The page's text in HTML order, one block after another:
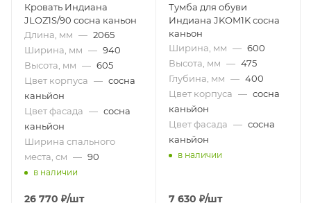
Кровать Индиана
JLOZ1S/90 сосна каньон
Длина, мм — 2065
Ширина, мм — 940
Высота, мм — 605
Цвет корпуса — сосна
каньйон
Цвет фасада — сосна
каньйон
Ширина спального
места, см — 90
в наличии
26 770 ₽/шт
Тумба для обуви
Индиана JKOM1K сосна
каньон
Ширина, мм — 600
Высота, мм — 475
Глубина, мм — 400
Цвет корпуса — сосна
каньйон
Цвет фасада — сосна
каньйон
в наличии
7 630 ₽/шт